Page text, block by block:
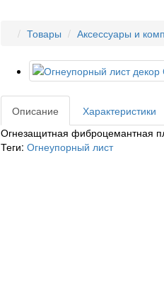
Товары Аксессуары и
Описание Характеристики
Огнезащитная фиброцемантная
Теги: Огнеупорный лист